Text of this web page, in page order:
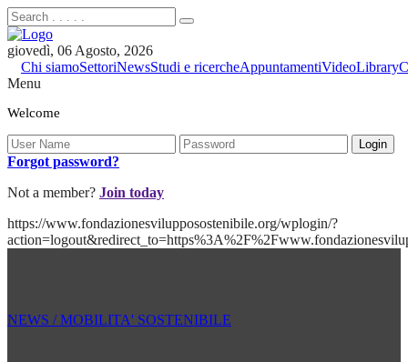
giovedì, 06 Agosto, 2026
Chi siamoSettoriNewsStudi e ricercheAppuntamentiVideoLibrary
Menu
Welcome
Forgot password?
Not a member? Join today
https://www.fondazionesvilupposostenibile.org/wplogin/?
NEWS / MOBILITA' SOSTENIBILE